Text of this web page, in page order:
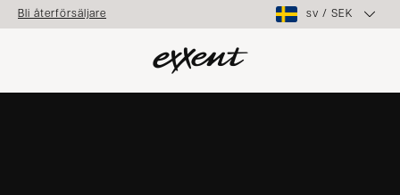
Bli återförsäljare sv / SEK